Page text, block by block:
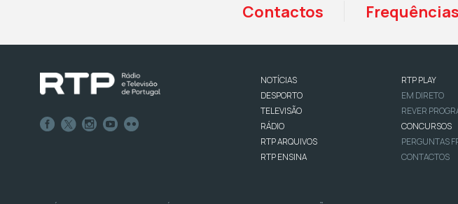
Contactos Frequências
NOTÍCIAS
DESPORTO
TELEVISÃO
RÁDIO
RTP ARQUIVOS
RTP ENSINA
RTP PLAY
EM DIRETO
REVER
CONCURSOS
PERGUNTAS
CONTACTOS